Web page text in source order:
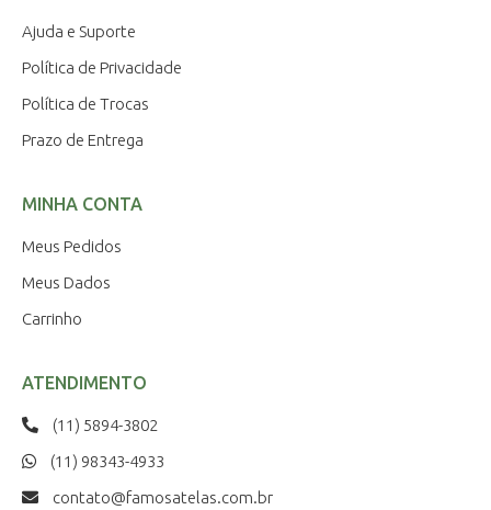
Ajuda e Suporte
Política de Privacidade
Política de Trocas
Prazo de Entrega
MINHA CONTA
Meus Pedidos
Meus Dados
Carrinho
ATENDIMENTO
(11) 5894-3802
(11) 98343-4933
contato@famosatelas.com.br